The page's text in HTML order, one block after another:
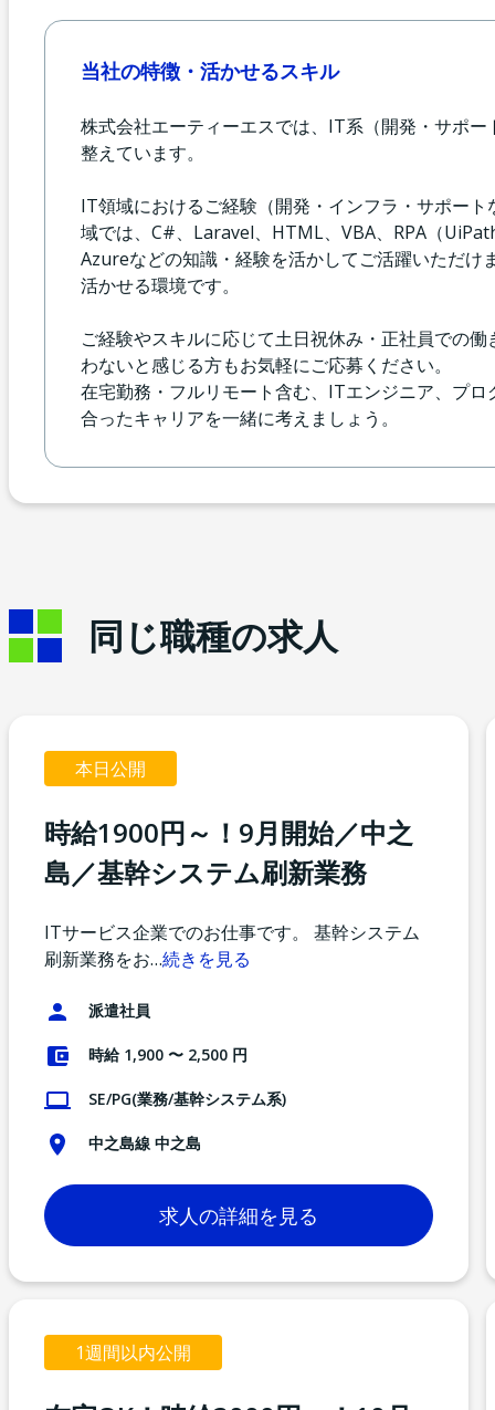
当社の特徴・活かせるスキル
株式会社エーティーエスでは、IT系（開発・サポ
整えています。
IT領域におけるご経験（開発・インフラ・サポー
域では、C#、Laravel、HTML、VBA、RPA（
Azureなどの知識・経験を活かしてご活躍いただ
活かせる環境です。
ご経験やスキルに応じて土日祝休み・正社員での
わないと感じる方もお気軽にご応募ください。
在宅勤務・フルリモート含む、ITエンジニア、プ
合ったキャリアを一緒に考えましょう。
同じ職種の求人
本日公開
時給1900円～！9月開始／中之
島／基幹システム刷新業務
ITサービス企業でのお仕事です。 基幹システム
刷新業務をお…続きを見る
派遣社員
時給 1,900 〜 2,500 円
SE/PG(業務/基幹システム系)
中之島線 中之島
求人の詳細を見る
1週間以内公開